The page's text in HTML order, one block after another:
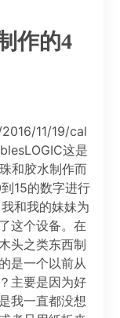
作的4
11/19/cal
这是
和胶水制作而
15的数字进行
和我的妹妹为
这个设备。在
头之类东西制
是一个以前从
主要是因为好
我一直都没想